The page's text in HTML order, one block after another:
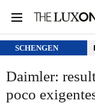
SCHENGEN
Daimler:
poco